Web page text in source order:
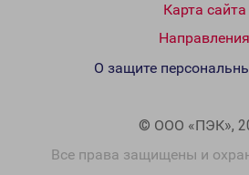
Карта сайта
Направления
© ООО «ПЭК»,
Все права защищены и
О защите